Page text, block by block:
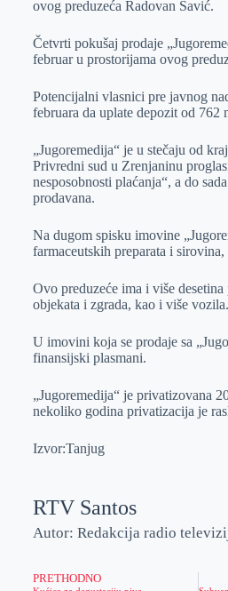
ovog preduzeća Radovan Savić.
Četvrti pokušaj prodaje
februar u prostorijama ovog
Potencijalni vlasnici pre javnog
februara da uplate depozit od 762
„Jugoremedija“ je u stečaju od
Privredni sud u Zrenjaninu
nesposobnosti plaćanja“, a do
prodavana.
Na dugom spisku imovine
farmaceutskih preparata i
Ovo preduzeće ima i više
objekata i zgrada, kao i više vozila.
U imovini koja se prodaje sa
finansijski plasmani.
„Jugoremedija“ je privatizovana
nekoliko godina privatizacija je
Izvor:Tanjug
RTV Santos
Autor: Redakcija radio
PRETHODNO